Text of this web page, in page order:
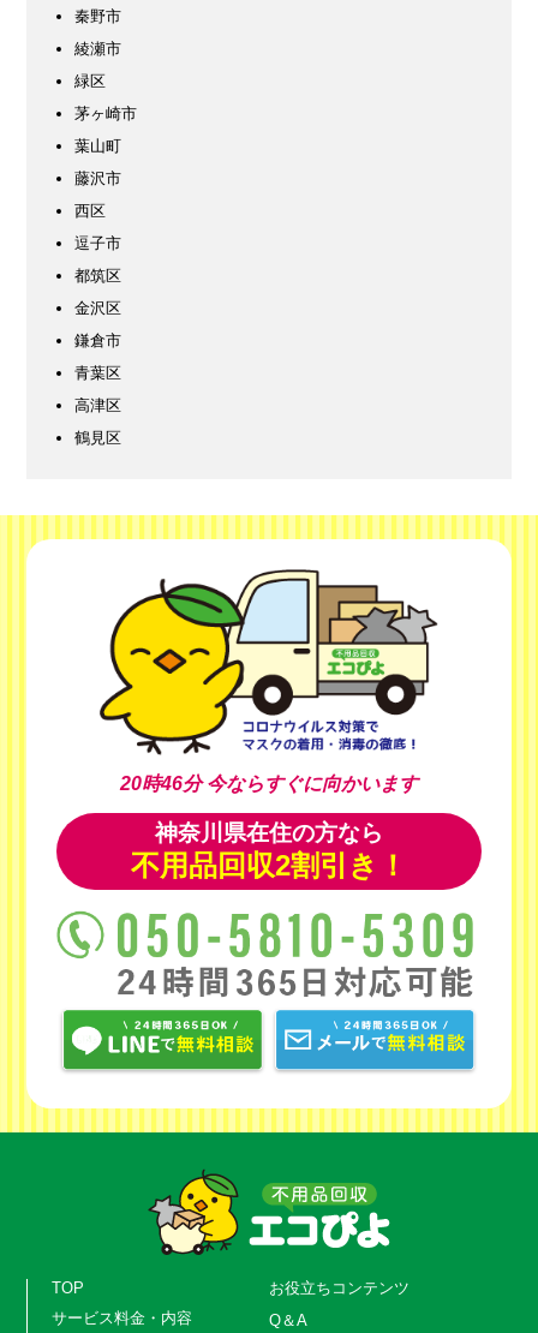
秦野市
綾瀬市
緑区
茅ヶ崎市
葉山町
藤沢市
西区
逗子市
都筑区
金沢区
鎌倉市
青葉区
高津区
鶴見区
20時46分今ならすぐに向かいます
神奈川県在住の方なら
不用品回収2割引き！
TOP
サービス料金・内容
お役立ちコンテンツ
Q＆A